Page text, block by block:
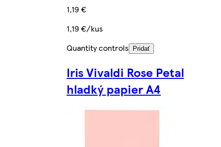
1,19 €
1,19 €/kus
Quantity controls
Pridať
Iris Vivaldi Rose Petal
hladký papier A4